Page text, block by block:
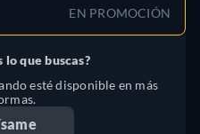
EN PROMOCIÓN
que buscas?
esté disponible en más